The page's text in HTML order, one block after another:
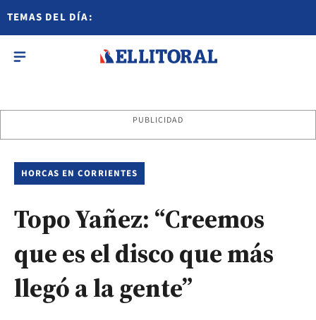
TEMAS DEL DÍA:
PUBLICIDAD
HORCAS EN CORRIENTES
Topo Yañez: “Creemos
que es el disco que más
llegó a la gente”